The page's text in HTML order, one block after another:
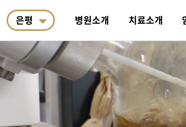
은평 병원소개
포레스트 소개 의료진 소개
근처 상급병원 안내
치료소개
포레스트 면역치료
왜 필요한가요?
포레스트 한의약
치료
안전합니다!
도수·물리·
재활치료
악액질 여성암
폐암
통합 연구소 소개 R&D 연구분야
포레스트 한약 처방
항암식이요법
포레스트 식이치료
박사&쉐프팀
계절별 항암 식재료
진료예약 포레스트 소식
호전사례